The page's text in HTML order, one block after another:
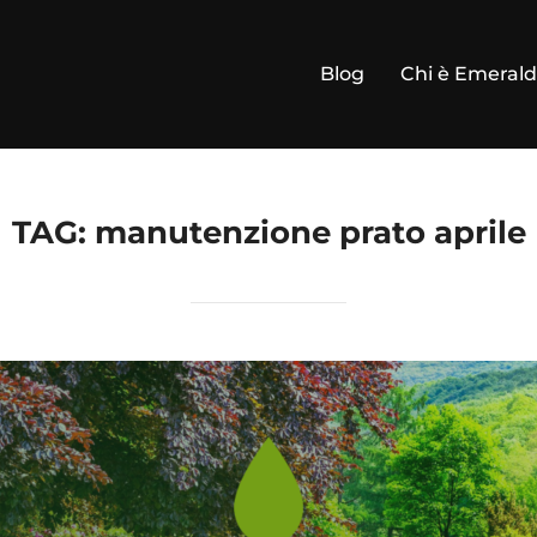
Blog Chi è
TAG: manutenzione prato aprile